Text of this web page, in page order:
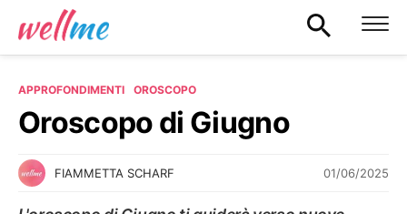
APPROFONDIMENTI OROSCOPO
Oroscopo di Giugno
FIAMMETTA SCHARF 01/06/2025